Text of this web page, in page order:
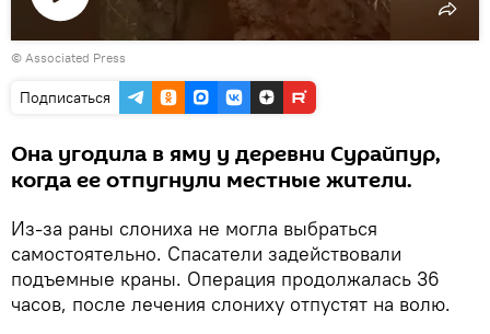
Воспроизвести
видео
© Associated Press
Подписаться
Она угодила в яму у деревни Сурайпур,
когда ее отпугнули местные жители.
Из-за раны слониха не могла выбраться
самостоятельно. Спасатели задействовали
подъемные краны. Операция продолжалась 36
часов, после лечения слониху отпустят на волю.